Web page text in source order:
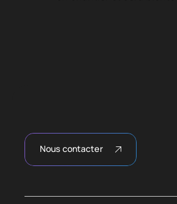
Nous contacter